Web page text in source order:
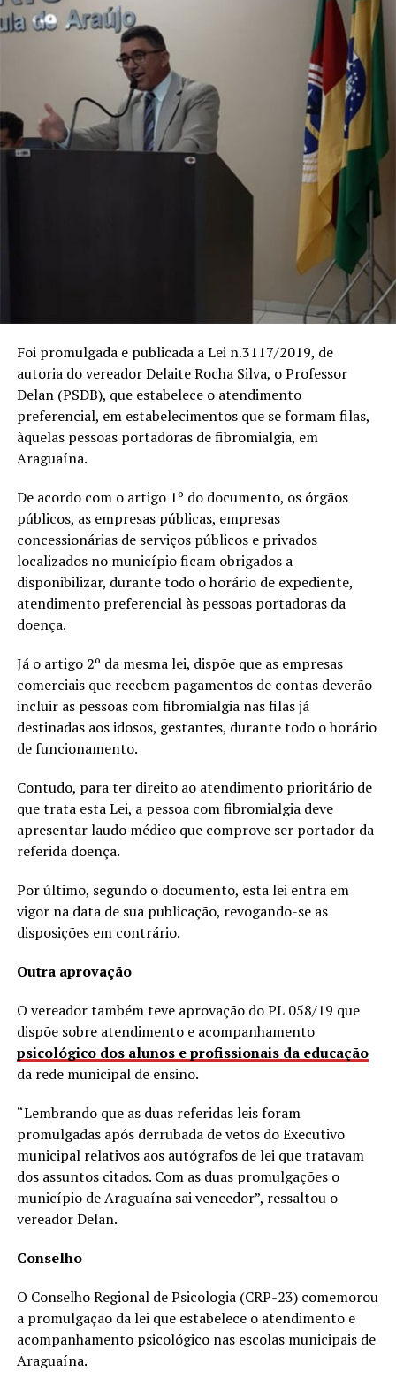
Foi promulgada e publicada a Lei n.3117/2019, de
autoria do vereador Delaite Rocha Silva, o Professor
Delan (PSDB), que estabelece o atendimento
preferencial, em estabelecimentos que se formam filas,
àquelas pessoas portadoras de fibromialgia, em
Araguaína.
De acordo com o artigo 1º do documento, os órgãos
públicos, as empresas públicas, empresas
concessionárias de serviços públicos e privados
localizados no município ficam obrigados a
disponibilizar, durante todo o horário de expediente,
atendimento preferencial às pessoas portadoras da
doença.
Já o artigo 2º da mesma lei, dispõe que as empresas
comerciais que recebem pagamentos de contas deverão
incluir as pessoas com fibromialgia nas filas já
destinadas aos idosos, gestantes, durante todo o horário
de funcionamento.
Contudo, para ter direito ao atendimento prioritário de
que trata esta Lei, a pessoa com fibromialgia deve
apresentar laudo médico que comprove ser portador da
referida doença.
Por último, segundo o documento, esta lei entra em
vigor na data de sua publicação, revogando-se as
disposições em contrário.
Outra aprovação
O vereador também teve aprovação do PL 058/19 que
dispõe sobre atendimento e acompanhamento
psicológico dos alunos e profissionais da educação
da rede municipal de ensino.
“Lembrando que as duas referidas leis foram
promulgadas após derrubada de vetos do Executivo
municipal relativos aos autógrafos de lei que tratavam
dos assuntos citados. Com as duas promulgações o
município de Araguaína sai vencedor”, ressaltou o
vereador Delan.
Conselho
O Conselho Regional de Psicologia (CRP-23) comemorou
a promulgação da lei que estabelece o atendimento e
acompanhamento psicológico nas escolas municipais de
Araguaína.